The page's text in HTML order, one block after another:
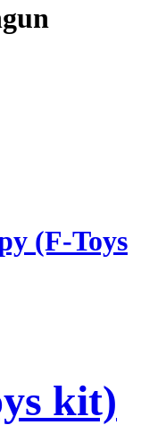
kit)